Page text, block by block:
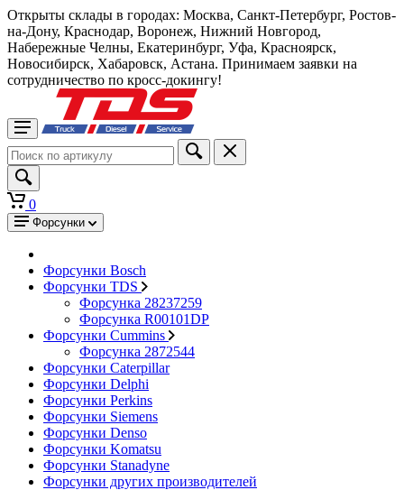
Открыты склады в городах: Москва, Санкт-Петербург, Ростов-
на-Дону, Краснодар, Воронеж, Нижний Новгород,
Набережные Челны, Екатеринбург, Уфа, Красноярск,
Новосибирск, Хабаровск, Астана. Принимаем заявки на
сотрудничество по кросс-докингу!
0
Форсунки
Форсунки Bosch
Форсунки TDS
Форсунка 28237259
Форсунка R00101DP
Форсунки Cummins
Форсунка 2872544
Форсунки Caterpillar
Форсунки Delphi
Форсунки Perkins
Форсунки Siemens
Форсунки Denso
Форсунки Komatsu
Форсунки Stanadyne
Форсунки других производителей